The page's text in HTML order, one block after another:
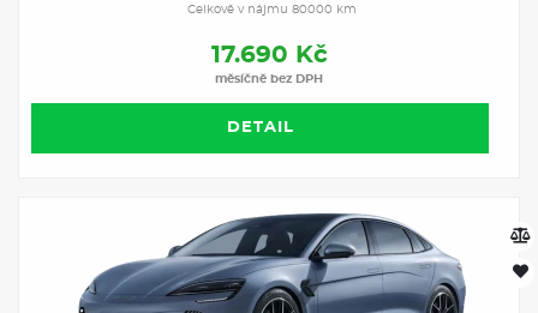
Celkově v nájmu 80000 km
17.690 Kč
měsíčně bez DPH
DETAIL